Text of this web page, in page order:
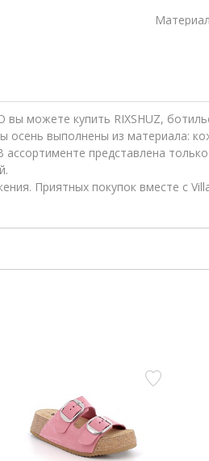
вы можете купить RIXSHUZ,
осень выполнены из материала:
представлена только
Приятных покупок вместе с